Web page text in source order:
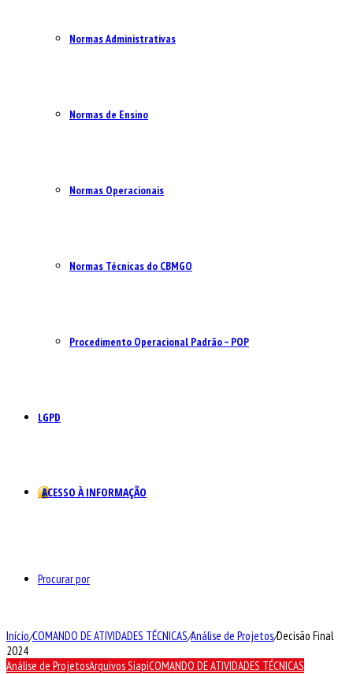
Normas Administrativas
Normas de Ensino
Normas Operacionais
Normas Técnicas do CBMGO
Procedimento Operacional Padrão – POP
LGPD
ACESSO À INFORMAÇÃO
Procurar por
Início/COMANDO DE ATIVIDADES TÉCNICAS/Análise de Projetos/Decisão Final
2024
Análise de ProjetosArquivos SiapiCOMANDO DE ATIVIDADES TÉCNICAS